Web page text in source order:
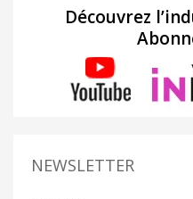
Découvrez
NEWSLETTER